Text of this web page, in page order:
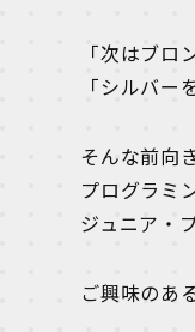
「次はブロ
「シルバー
そんな前向
プログラミ
ジュニア・
ご興味のあ